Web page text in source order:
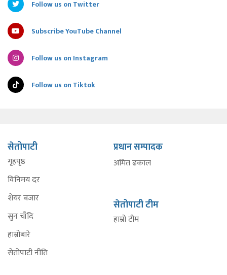
Follow us on Twitter
Subscribe YouTube Channel
Follow us on Instagram
Follow us on Tiktok
सेतोपाटी
गृहपृष्ठ
विनिमय दर
शेयर बजार
सुन चाँदि
हाम्रोबारे
सेतोपाटी नीति
प्रधान सम्पादक
अमित ढकाल
सेतोपाटी टीम
हाम्रो टीम